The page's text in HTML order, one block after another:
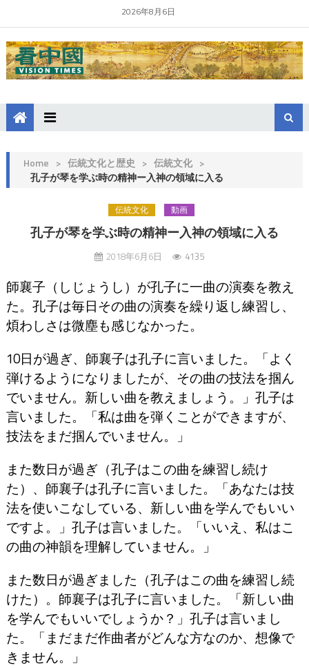
2026年8月6日
Home > 伝統文化と歴史 > 伝統文化 >
孔子が琴を学ぶ時の精神ー入神の領域に入る
伝統文化 動画
孔子が琴を学ぶ時の精神ー入神の領域に入る
2018年6月6日 4135
師襄子（しじょうし）が孔子に一曲の演奏を教え
た。 孔子は毎日その曲の演奏を繰り返し練習し、
煩わしさは微塵も感じなかった。
10日が過ぎ、 師襄子は孔子に言いました。「よく
弾けるようになりましたが、 その曲の技法を掴ん
でいません。 新しい曲を教えましょう。」 孔子は
言いました。「私は曲を弾くことができますが、
技法をまだ掴んでいません。」
また数日が過ぎ （孔子はこの曲を練習し続け
た）、 師襄子は孔子に言いました。「あなたは技
法を使いこなしている、 新しい曲を学んでもいい
ですよ。」 孔子は言いました。「いいえ、私はこ
の曲の神韻を理解していません。」
また数日が過ぎました （孔子はこの曲を練習し続
けた）。 師襄子は孔子に言いました。「新しい曲
を学んでもいいでしょうか？」 孔子は言いまし
た。「まだまだ作曲者がどんな方なのか、 想像で
きません。」